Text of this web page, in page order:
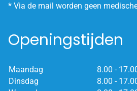
* Via de mail worden geen
Openingstijden
Maandag
8.00 -
Dinsdag
8.00 -